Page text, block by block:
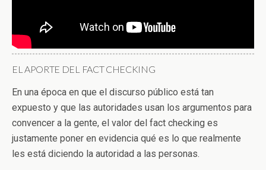
EL APORTE DEL FACT CHECKING
En una época en que el discurso público está tan
expuesto y que las autoridades usan los argumentos para
convencer a la gente, el valor del fact checking es
justamente poner en evidencia qué es lo que realmente
les está diciendo la autoridad a las personas.